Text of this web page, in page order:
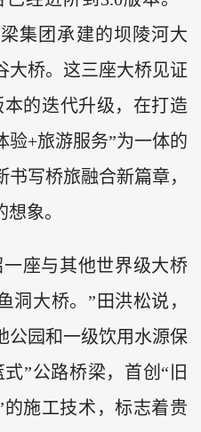
集团承建的坝陵河大
大桥。这三座大桥见证
本的迭代升级，在打造
验+旅游服务”为一体的
写桥旅融合新篇章，
象。
座与其他世界级大桥
大桥。”田洪松说，
公园和一级饮用水源保
”公路桥梁，首创“旧
施工技术，标志着贵